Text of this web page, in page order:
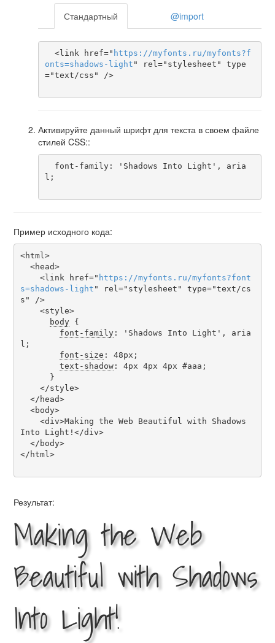
Стандартный @import
  <link href="
https ://myfonts . ru /myfonts?f
onts=shadows-light " rel="stylesheet" type
="text/css" />
Активируйте данный шрифт для текста в своем файле
стилей CSS::
l;
Пример исходного кода:
<html>
    <link href="
https ://myfonts . ru /myfonts?font
s=shadows-light " rel="stylesheet" type="text/cs
s" />
body {
font-family: 'Shadows Into Light', aria
l;
font-size : 48px;
text-shadow: 4px 4px 4px #aaa;
Into Light!</div>
</html>
Результат:
Making the Web
Beautiful with Shadows
Into Light!